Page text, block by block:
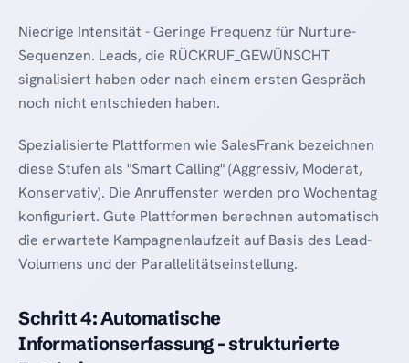
Niedrige Intensität - Geringe Frequenz für Nurture-
Sequenzen. Leads, die RÜCKRUF_GEWÜNSCHT
signalisiert haben oder nach einem ersten Gespräch
noch nicht entschieden haben.
Spezialisierte Plattformen wie SalesFrank bezeichnen
diese Stufen als "Smart Calling" (Aggressiv, Moderat,
Konservativ). Die Anruffenster werden pro Wochentag
konfiguriert. Gute Plattformen berechnen automatisch
die erwartete Kampagnenlaufzeit auf Basis des Lead-
Volumens und der Parallelitätseinstellung.
Schritt 4: Automatische
Informationserfassung - strukturierte